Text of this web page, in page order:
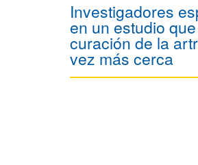
Investigadores
en un estudio
curación de la
vez más cerca